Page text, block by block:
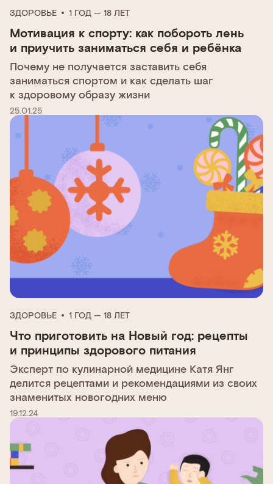
ЗДОРОВЬЕ 1 ГОД — 18 ЛЕТ
Мотивация к спорту: как побороть лень
и приучить заниматься себя и ребёнка
Почему не получается заставить себя
заниматься спортом и как сделать шаг
к здоровому образу жизни
25.01.25
ЗДОРОВЬЕ 1 ГОД — 18 ЛЕТ
Что приготовить на Новый год: рецепты
и принципы здорового питания
Эксперт по кулинарной медицине Катя Янг
делится рецептами и рекомендациями из своих
знаменитых новогодних меню
19.12.24